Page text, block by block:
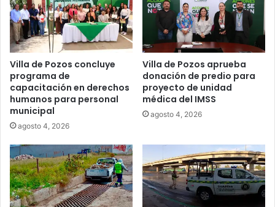
Villa de Pozos concluye
programa de
capacitación en derechos
humanos para personal
municipal
agosto 4, 2026
Villa de Pozos aprueba
donación de predio para
proyecto de unidad
médica del IMSS
agosto 4, 2026